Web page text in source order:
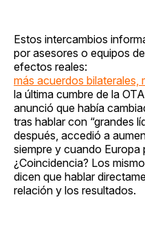
Estos intercambios
por asesores o equipos
efectos reales:
más acuerdos bilaterales,
la última cumbre de la
anunció que había
tras hablar con “grandes
después, accedió a
siempre y cuando Europa
¿Coincidencia? Los
dicen que hablar
relación y los resultados.